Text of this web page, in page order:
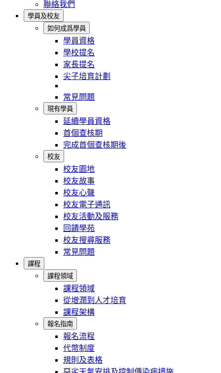
聯絡我們
學員及校友
如何成爲學員
學員資格
學校提名
家長提名
尖子培育計劃
常見問題
現有學員
延續學員資格
首個查核期
完成首個查核期後
校友
校友園地
校友故事
校友心聲
校友電子通訊
校友活動及服務
回饋學苑
校友搜尋服務
常見問題
課程
課程領域
課程領域
從增潤到人才培育
課程架構
報名指南
報名流程
代幣制度
規則及表格